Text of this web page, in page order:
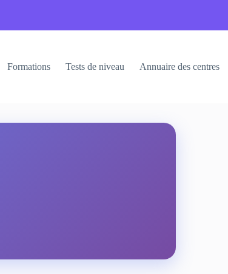
Formations Tests de niveau Annuaire des centres